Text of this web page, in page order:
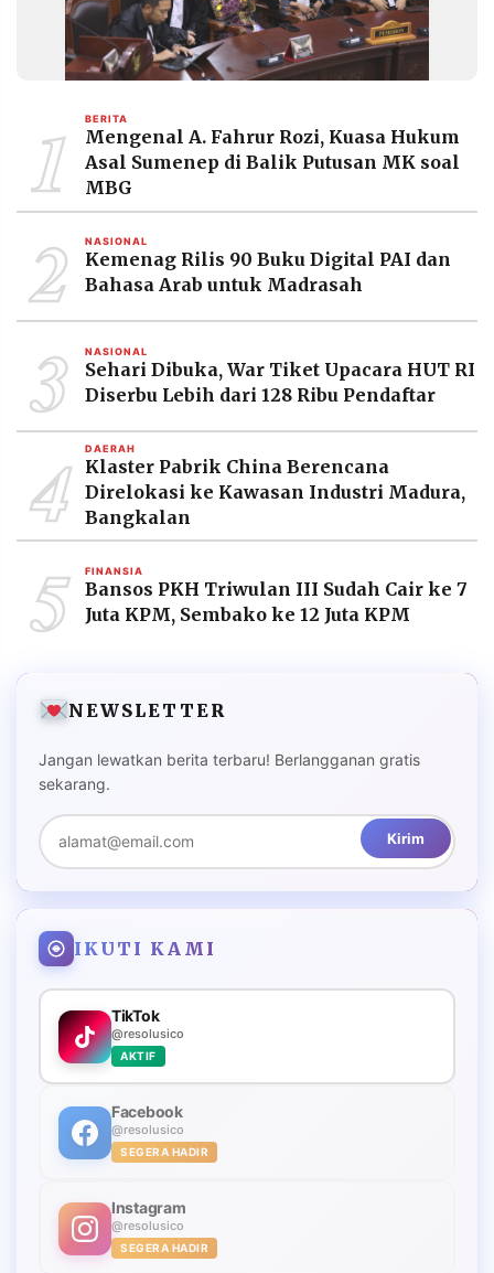
PRAMUDITA
Resolusi.co
-
2026
PT.
PRAMUDITA
1 BERITA
Mengenal A. Fahrur Rozi, Kuasa Hukum
Asal Sumenep di Balik Putusan MK soal
MBG
2 NASIONAL
Kemenag Rilis 90 Buku Digital PAI dan
Bahasa Arab untuk Madrasah
3 NASIONAL
Sehari Dibuka, War Tiket Upacara HUT RI
Diserbu Lebih dari 128 Ribu Pendaftar
4 DAERAH
Klaster Pabrik China Berencana
Direlokasi ke Kawasan Industri Madura,
Bangkalan
5 FINANSIA
Bansos PKH Triwulan III Sudah Cair ke 7
Juta KPM, Sembako ke 12 Juta KPM
NEWSLETTER
Jangan lewatkan berita terbaru! Berlangganan gratis
sekarang.
Kirim
IKUTI KAMI
TikTok
@resolusico
AKTIF
Facebook
@resolusico
SEGERA HADIR
Instagram
@resolusico
SEGERA HADIR